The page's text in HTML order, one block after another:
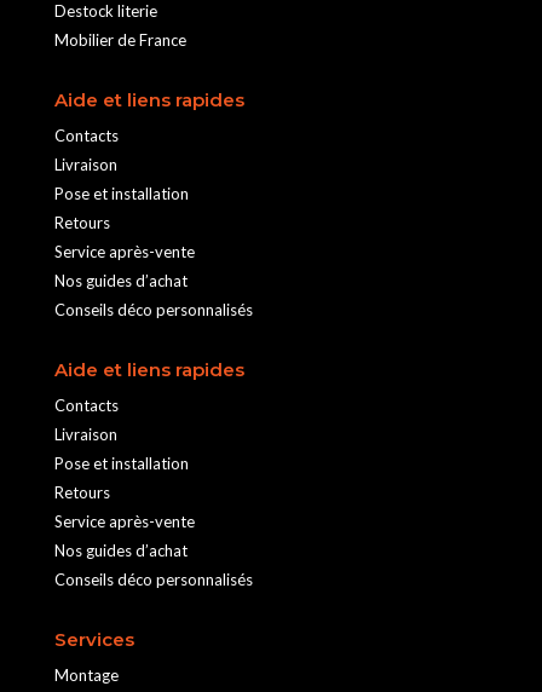
Destock literie
Mobilier de France
Aide et liens rapides
Contacts
Livraison
Pose et installation
Retours
Service après-vente
Nos guides d’achat
Conseils déco personnalisés
Aide et liens rapides
Contacts
Livraison
Pose et installation
Retours
Service après-vente
Nos guides d’achat
Conseils déco personnalisés
Services
Montage